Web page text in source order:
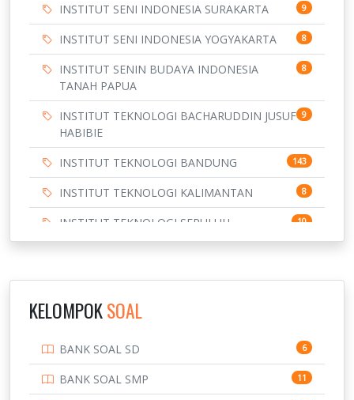
INSTITUT SENI INDONESIA SURAKARTA 9
INSTITUT SENI INDONESIA YOGYAKARTA 8
INSTITUT SENIN BUDAYA INDONESIA
TANAH PAPUA
8
INSTITUT TEKNOLOGI BACHARUDDIN JUSUF
HABIBIE
9
INSTITUT TEKNOLOGI BANDUNG 143
INSTITUT TEKNOLOGI KALIMANTAN 8
INSTITUT TEKNOLOGI SEPULUH
NOVEMBER
10
3
169
KELOMPOKSOAL
BANK SOAL SD 6
BANK SOAL SMP 11